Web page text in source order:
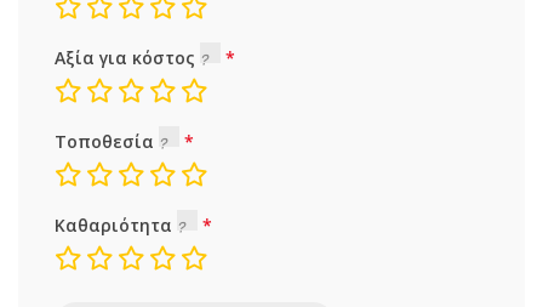
Αξία για κόστος
Τοποθεσία
Καθαριότητα